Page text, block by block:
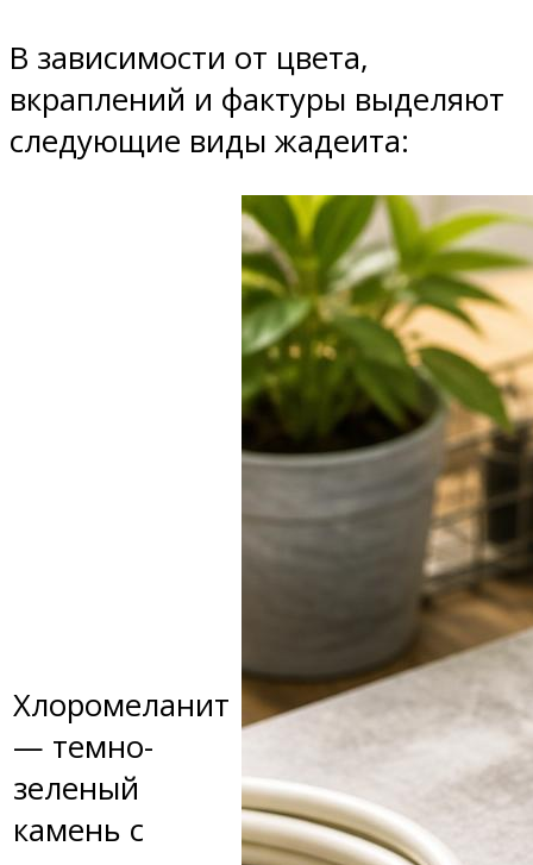
В зависимости от цвета,
вкраплений и фактуры выделяют
следующие виды жадеита:
Хлоромеланит
— темно-
зеленый
камень с